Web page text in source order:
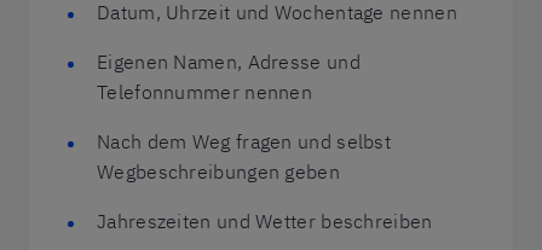
Datum, Uhrzeit und Wochentage nennen
Eigenen Namen, Adresse und
Telefonnummer nennen
Nach dem Weg fragen und selbst
Wegbeschreibungen geben
Jahreszeiten und Wetter beschreiben